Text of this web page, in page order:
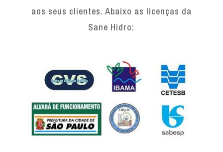
aos seus clientes. Abaixo as licenças da
Sane Hidro: